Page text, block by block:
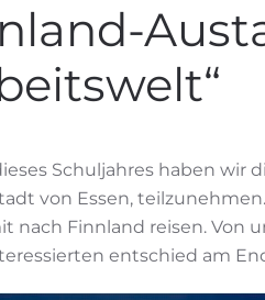
Schuljahres haben wir
von Essen,
nach Finnland reisen. Von
entschied am